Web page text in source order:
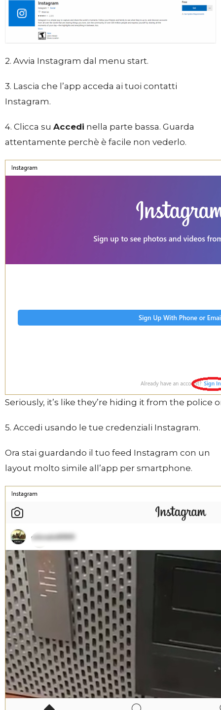
2. Avvia Instagram dal menu start.
3. Lascia che l’app acceda ai tuoi contatti
Instagram.
4. Clicca su Accedi nella parte bassa. Guarda
attentamente perchè è facile non vederlo.
Seriously, it’s like they’re hiding it from the police
5. Accedi usando le tue credenziali Instagram.
Ora stai guardando il tuo feed Instagram con un
layout molto simile all’app per smartphone.